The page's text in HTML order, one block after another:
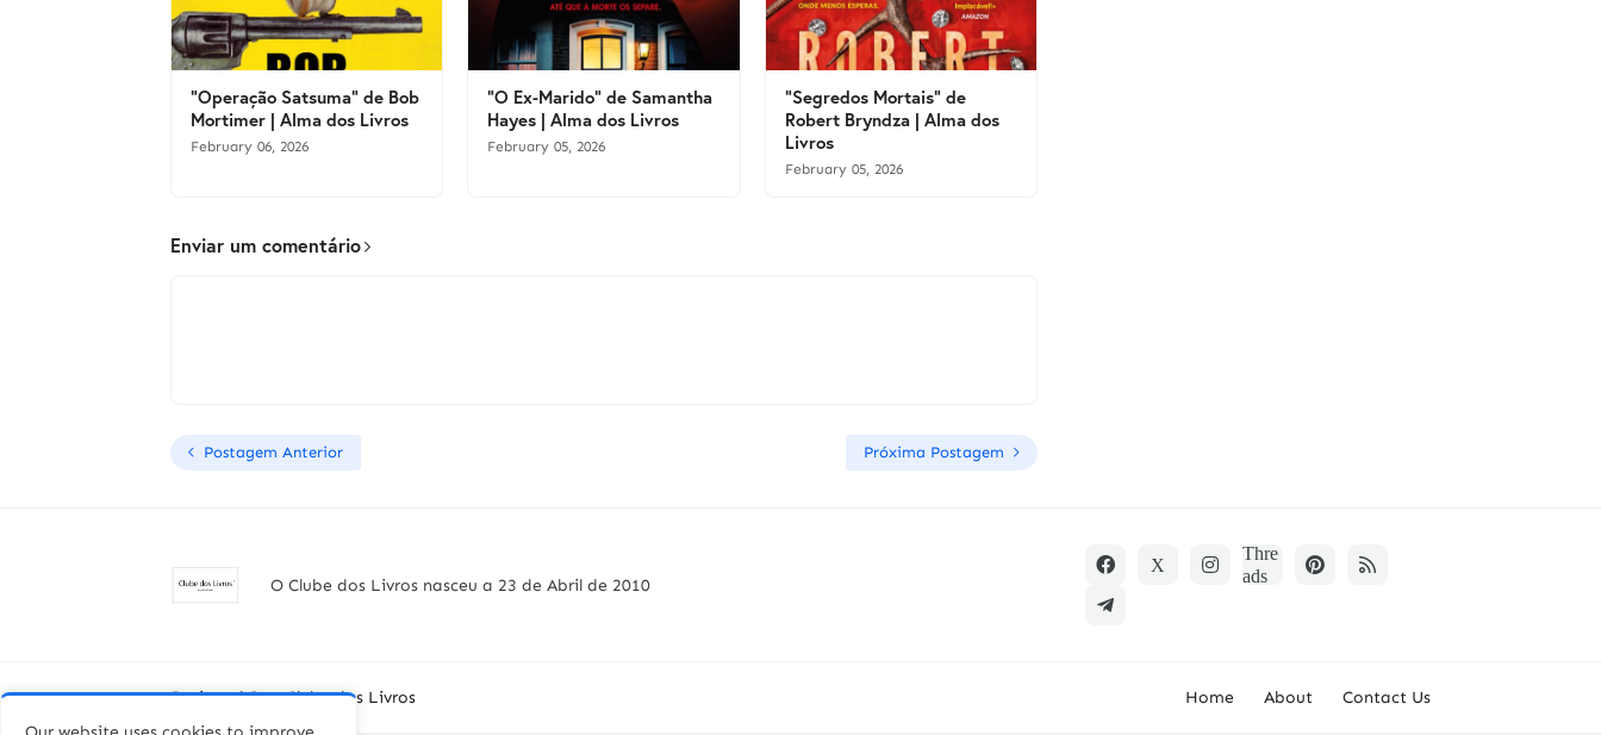
"Operação Satsuma" de Bob
Mortimer | Alma dos Livros
February 06, 2026
"O Ex-Marido" de Samantha
Hayes | Alma dos Livros
February 05, 2026
"Segredos Mortais" de
Robert Bryndza | Alma dos
Livros
February 05, 2026
Enviar um comentário
Postagem Anterior Próxima Postagem
O Clube dos Livros nasceu a 23 de Abril de 2010
Designed By -Clube dos Livros Home About
Contact Us